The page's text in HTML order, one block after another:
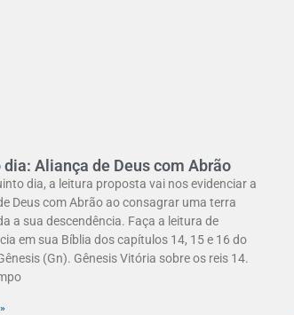
dia: Aliança de Deus com Abrão
dia, a leitura proposta vai nos evidenciar a
Deus com Abrão ao consagrar uma terra
a sua descendência. Faça a leitura de
em sua Bíblia dos capítulos 14, 15 e 16 do
(Gn). Gênesis Vitória sobre os reis 14.